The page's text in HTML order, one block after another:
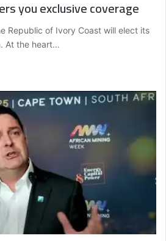
you exclusive coverage
Republic of Ivory Coast will elect its
At the heart…